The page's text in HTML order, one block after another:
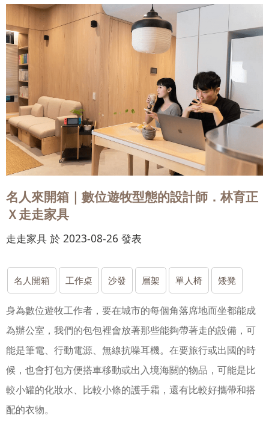
名人來開箱｜數位遊牧型態的設計師．林育正
Ｘ走走家具
走走家具 於 2023-08-26 發表
名人開箱 工作桌 沙發 層架 單人椅 矮凳
身為數位遊牧工作者，要在城市的每個角落席地而坐都能成
為辦公室，我們的包包裡會放著那些能夠帶著走的設備，可
能是筆電、行動電源、無線抗噪耳機。在要旅行或出國的時
候，也會打包方便搭車移動或出入境海關的物品，可能是比
較小罐的化妝水、比較小條的護手霜，還有比較好攜帶和搭
配的衣物。